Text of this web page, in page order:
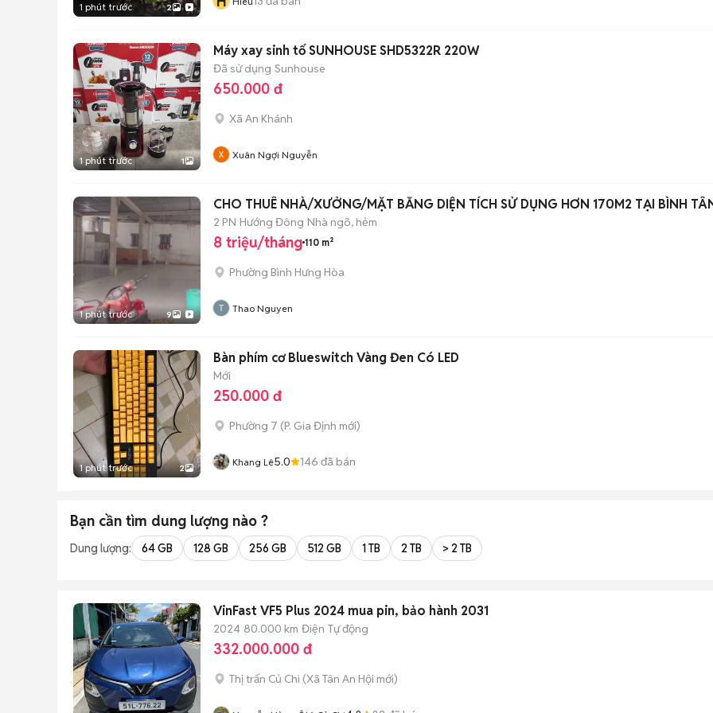
1 phút trước 2
1 phút trước 1
Máy xay sinh tố SUNHOUSE SHD5322R 220W
Đã sử dụng Sunhouse
650.000 đ
Xã An Khánh
Xuân Ngợi Nguyễn
1 phút trước 9
CHO THUÊ NHÀ/XƯỞNG/MẶT BẰNG DIỆN TÍCH SỬ DỤNG HƠN 170M2 TẠI BÌNH
2 PN Hướng Đông Nhà ngõ, hẻm
8 triệu/tháng 110 m²
Phường Bình Hưng Hòa
Thao Nguyen
1 phút trước 2
Bàn phím cơ Blueswitch Vàng Đen Có LED
Mới
250.000 đ
Phường 7 (P. Gia Định mới)
Khang Lê5.0 146 đã bán
Bạn cần tìm dung lượng nào ?
Dung lượng: 64 GB 128 GB 256 GB 512 GB 1 TB 2 TB > 2 TB
VinFast VF5 Plus 2024 mua pin, bảo hành 2031
2024 80.000 km Điện Tự động
332.000.000 đ
Thị trấn Củ Chi (Xã Tân An Hội mới)